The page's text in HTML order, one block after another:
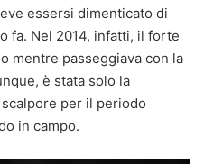
essersi dimenticato di
fa. Nel 2014, infatti, il forte
mentre passeggiava con la
è stata solo la
per il periodo
in campo.